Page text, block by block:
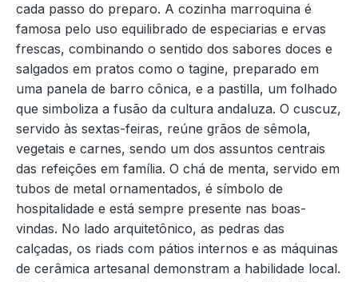
cada passo do preparo. A cozinha marroquina é
famosa pelo uso equilibrado de especiarias e ervas
frescas, combinando o sentido dos sabores doces e
salgados em pratos como o tagine, preparado em
uma panela de barro cônica, e a pastilla, um folhado
que simboliza a fusão da cultura andaluza. O cuscuz,
servido às sextas-feiras, reúne grãos de sêmola,
vegetais e carnes, sendo um dos assuntos centrais
das refeições em família. O chá de menta, servido em
tubos de metal ornamentados, é símbolo de
hospitalidade e está sempre presente nas boas-
vindas. No lado arquitetônico, as pedras das
calçadas, os riads com pátios internos e as máquinas
de cerâmica artesanal demonstram a habilidade local.